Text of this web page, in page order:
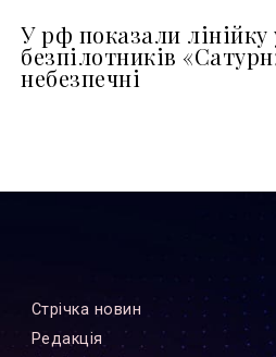
У рф показали лінійку
безпілотників
небезпечні
Стрiчка новин
Редакцiя